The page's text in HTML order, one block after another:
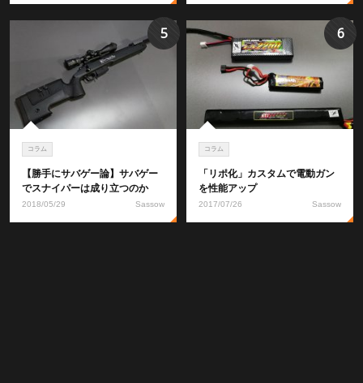
コラム
【勝手にサバゲー論】サバゲー
でスナイパーは成り立つのか
2018/05/29 Sassow
5
コラム
「リポ化」カスタムで電動ガン
を性能アップ
2017/07/26 Sassow
6